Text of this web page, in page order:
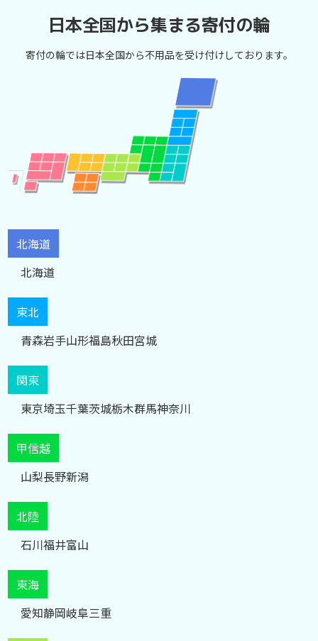
日本全国から集まる寄付の輪
寄付の輪では日本全国から不用品を受け付けしております。
北海道
北海道
東北
青森岩手山形福島秋田宮城
関東
東京埼玉千葉茨城栃木群馬神奈川
甲信越
山梨長野新潟
北陸
石川福井富山
東海
愛知静岡岐阜三重